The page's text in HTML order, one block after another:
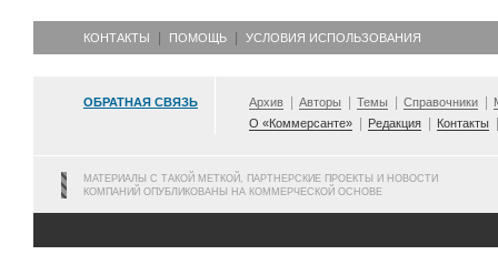
КОНТАКТЫ ПОМОЩЬ УСЛОВИЯ ИСПОЛЬЗОВАНИЯ
ОБРАТНАЯ СВЯЗЬ Архив Авторы Темы Справочники
О «Коммерсанте»
Редакция Контакты
МАТЕРИАЛЫ С ТАКОЙ МЕТКОЙ, ПАРТНЕРСКИЕ ПРОЕКТЫ И НОВОСТИ
КОМПАНИЙ ОПУБЛИКОВАНЫ НА КОММЕРЧЕСКОЙ ОСНОВЕ